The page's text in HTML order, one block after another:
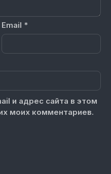
Email *
и адрес сайта в этом
моих комментариев.